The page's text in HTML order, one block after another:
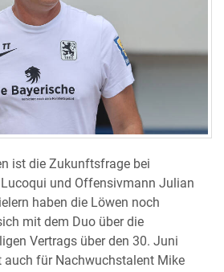
ist die Zukunftsfrage bei
und Offensivmann Julian
haben die Löwen noch
mit dem Duo über die
Vertrags über den 30. Juni
auch für Nachwuchstalent Mike